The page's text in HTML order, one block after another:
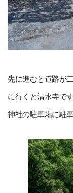
先に進むと道路が
に行くと清水寺で
神社の駐車場に駐